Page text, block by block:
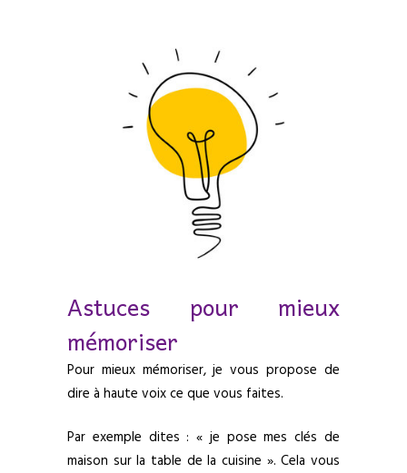
Astuces pour mieux
mémoriser
Pour mieux mémoriser, je vous propose de
dire à haute voix ce que vous faites.
Par exemple dites : « je pose mes clés de
maison sur la table de la cuisine ». Cela vous